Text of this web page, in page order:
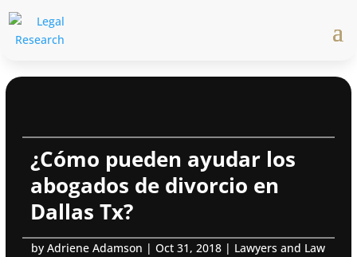
¿Cómo pueden ayudar los
abogados de divorcio en
Dallas Tx?
byAdriene Adamson |Oct 31, 2018 | Lawyers and Law